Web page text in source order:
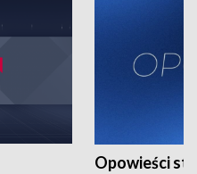
Opowieści